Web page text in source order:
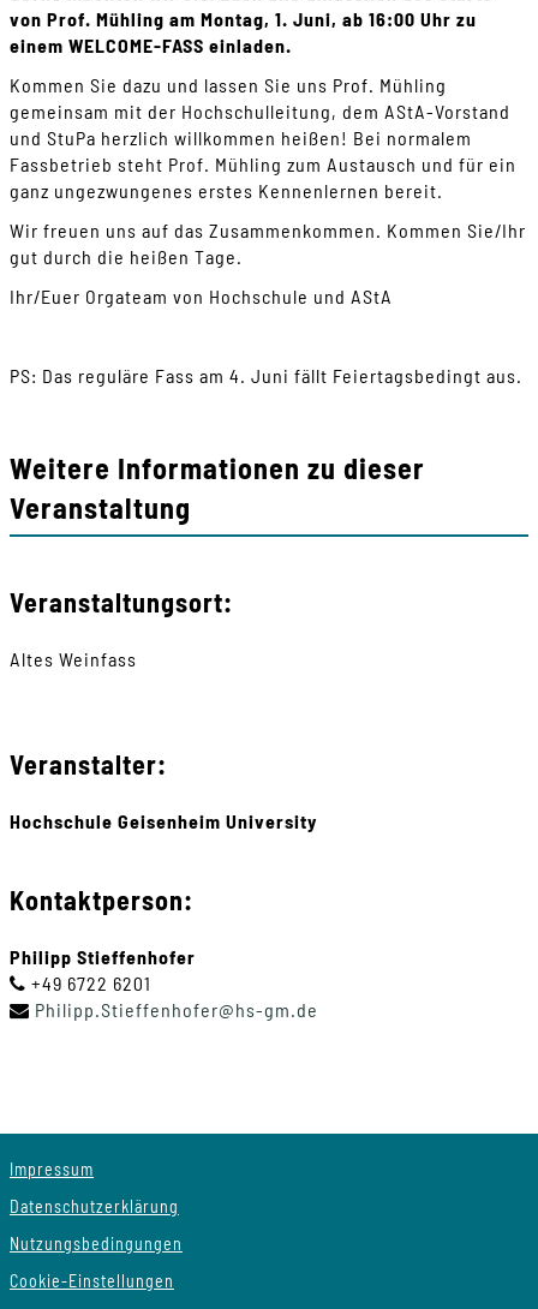
von Prof. Mühling am Montag, 1. Juni, ab 16:00 Uhr zu
einem WELCOME-FASS einladen.
Kommen Sie dazu und lassen Sie uns Prof. Mühling
gemeinsam mit der Hochschulleitung, dem AStA-Vorstand
und StuPa herzlich willkommen heißen! Bei normalem
Fassbetrieb steht Prof. Mühling zum Austausch und für ein
ganz ungezwungenes erstes Kennenlernen bereit.
Wir freuen uns auf das Zusammenkommen. Kommen Sie/Ihr
gut durch die heißen Tage.
Ihr/Euer Orgateam von Hochschule und AStA
PS: Das reguläre Fass am 4. Juni fällt Feiertagsbedingt aus.
Weitere Informationen zu dieser
Veranstaltung
Veranstaltungsort:
Altes Weinfass
Veranstalter:
Hochschule Geisenheim University
Kontaktperson:
Philipp Stieffenhofer
+49 6722 6201
Philipp.Stieffenhofer@hs-gm.de
Impressum
Datenschutzerklärung
Nutzungsbedingungen
Cookie-Einstellungen